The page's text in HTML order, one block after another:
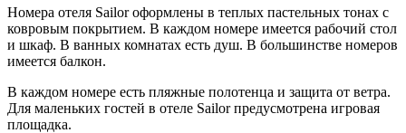
Номера отеля Sailor оформлены в теплых пастельных тонах с
ковровым покрытием. В каждом номере имеется рабочий стол
и шкаф. В ванных комнатах есть душ. В большинстве номеров
имеется балкон.
В каждом номере есть пляжные полотенца и защита от ветра.
Для маленьких гостей в отеле Sailor предусмотрена игровая
площадка.